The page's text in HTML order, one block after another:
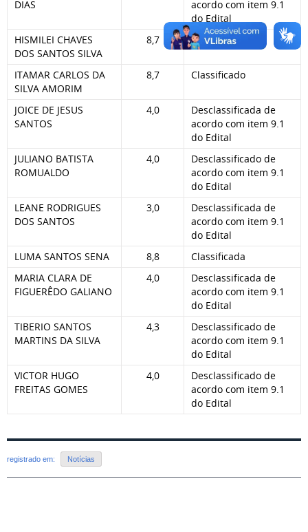
DIAS
acordo com item 9.1
do Edital
HISMILEI CHAVES
DOS SANTOS SILVA
8,7 Classificada
ITAMAR CARLOS DA
SILVA AMORIM
8,7 Classificado
JOICE DE JESUS
SANTOS
4,0
Desclassificada de
acordo com item 9.1
do Edital
JULIANO BATISTA
ROMUALDO
4,0
Desclassificado de
acordo com item 9.1
do Edital
LEANE RODRIGUES
DOS SANTOS
3,0
Desclassificada de
acordo com item 9.1
do Edital
LUMA SANTOS SENA
8,8
Classificada
MARIA CLARA DE
FIGUERÊDO GALIANO
4,0
Desclassificada de
acordo com item 9.1
do Edital
TIBERIO SANTOS
MARTINS DA SILVA
4,3
Desclassificado de
acordo com item 9.1
do Edital
VICTOR HUGO
FREITAS GOMES
4,0
Desclassificado de
acordo com item 9.1
do Edital
registrado em: Notícias